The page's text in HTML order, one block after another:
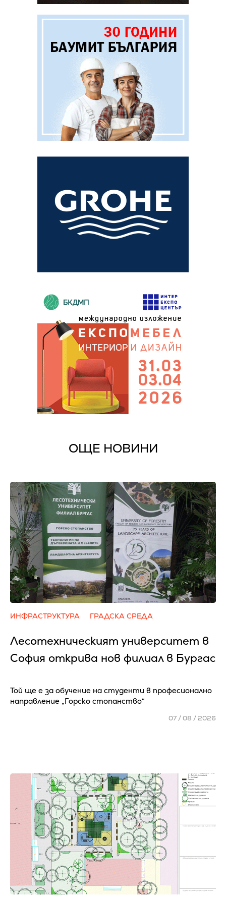
ОЩЕ НОВИНИ
ИНФРАСТРУКТУРА ГРАДСКА СРЕДА
Лесотехническият университет в
София открива нов филиал в Бургас
Той ще е за обучение на студенти в професионално
направление „Горско стопанство“
07 / 08 / 2026